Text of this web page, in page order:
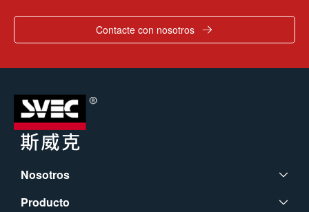
Contacte con nosotros
Nosotros
Producto